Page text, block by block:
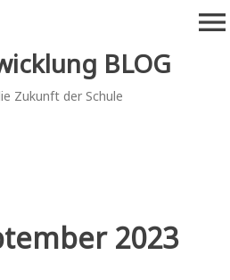
BLOG
Zukunft der Schule
menu
2023